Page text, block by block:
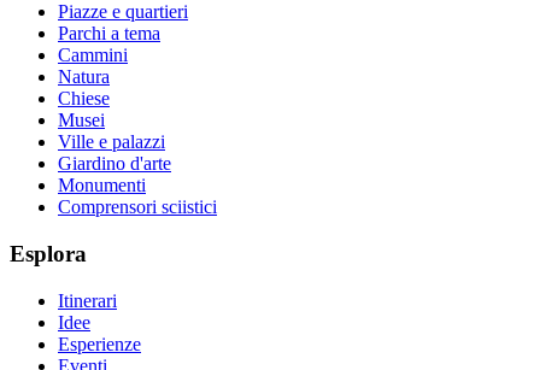
Piazze e quartieri
Parchi a tema
Cammini
Natura
Chiese
Musei
Ville e palazzi
Giardino d'arte
Monumenti
Comprensori sciistici
Esplora
Itinerari
Idee
Esperienze
Eventi